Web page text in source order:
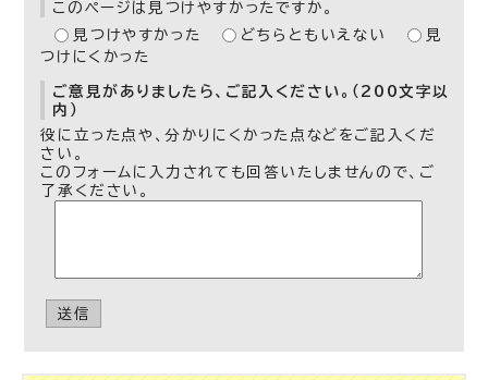
このページは見つけやすかったですか。
見つけやすかった
どちらともいえない
見
つけにくかった
ご意見がありましたら、ご記入ください。（200文字以
内）
役に立った点や、分かりにくかった点などをご記入くだ
さい。
このフォームに入力されても回答いたしませんので、ご
了承ください。
送信